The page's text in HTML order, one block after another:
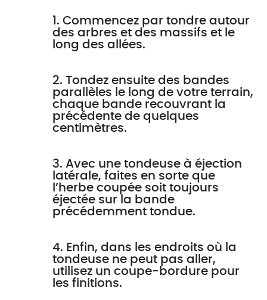
1. Commencez par tondre autour
des arbres et des massifs et le
long des allées.
2. Tondez ensuite des bandes
parallèles le long de votre terrain,
chaque bande recouvrant la
précédente de quelques
centimètres.
3. Avec une tondeuse à éjection
latérale, faites en sorte que
l’herbe coupée soit toujours
éjectée sur la bande
précédemment tondue.
4. Enfin, dans les endroits où la
tondeuse ne peut pas aller,
utilisez un coupe-bordure pour
les finitions.